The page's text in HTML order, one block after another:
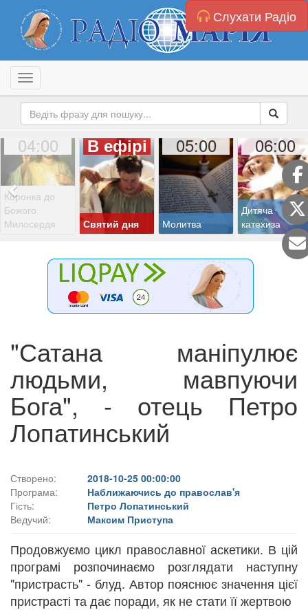
Слухати Радіо
Toggle navigation
04:00
Коронка до
Божого
Милосердя
В ефірі
Святий дня
05:00
Молитва
06:00
Дитяча
катехиза
"Сатана маніпулює
людьми, мавпуючи
Бога", - отець Петро
Лопатинський
Створено:
2018-10-25 00:00:00
Програма:
Наближаючись до православ'я
Гість:
Петро Лопатинський
Ведучий:
Максим Приступа
Продовжуємо цикл православної аскетики. В цій
програмі розпочинаємо розглядати наступну
"пристрасть" - блуд. Автор пояснює значення цієї
пристрасті та дає поради, як не стати її жертвою